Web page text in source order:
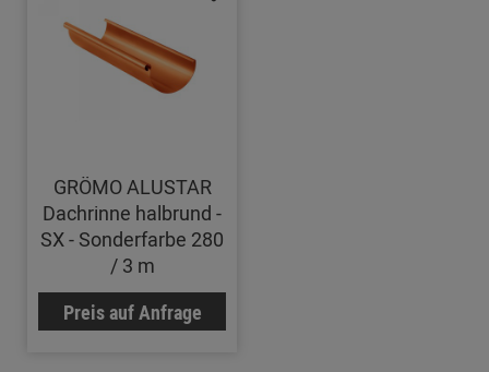
GRÖMO ALUSTAR
Dachrinne halbrund -
SX - Sonderfarbe 280
/ 3 m
Preis auf Anfrage